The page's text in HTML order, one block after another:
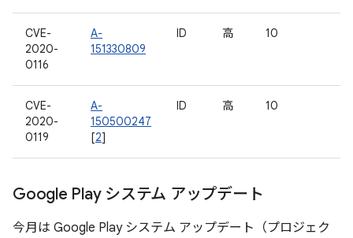
CVE-
2020-
0116
A-
151330809
ID 高 10
CVE-
2020-
0119
A-
150500247
[2]
ID 高 10
Google Play システム アップデート
今月は Google Play システム アップデート（プロジェク